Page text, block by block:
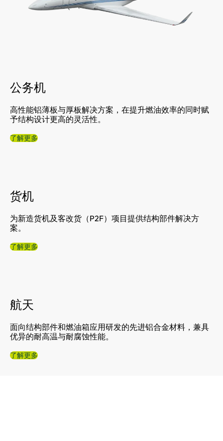
公务机
高性能铝薄板与厚板解决方案，在提升燃油效率的同时赋
予结构设计更高的灵活性。
了解更多
货机
为新造货机及客改货（P2F）项目提供结构部件解决方
案。
了解更多
航天
面向结构部件和燃油箱应用研发的先进铝合金材料，兼具
优异的耐高温与耐腐蚀性能。
了解更多